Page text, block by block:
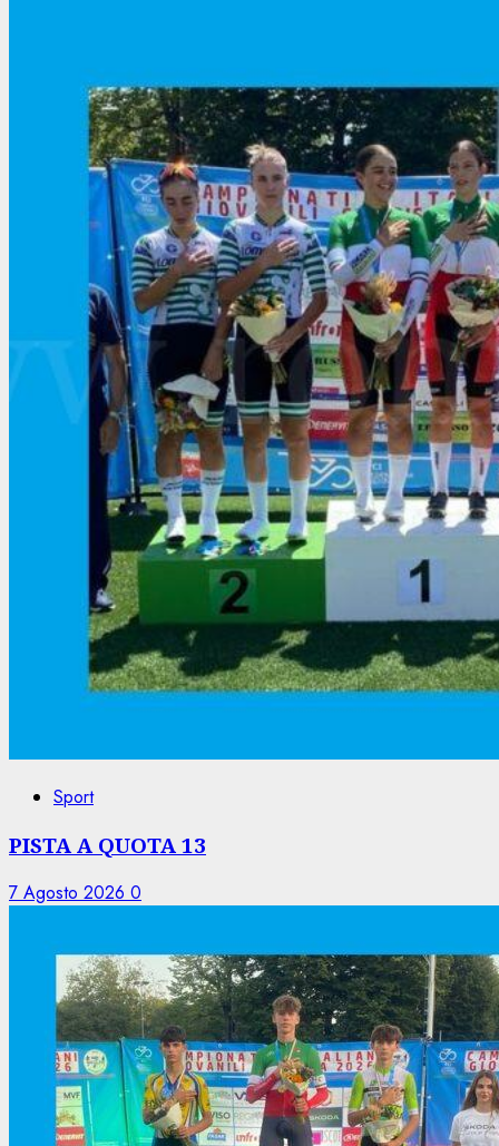
Sport
PISTA A QUOTA 13
7 Agosto 2026 0